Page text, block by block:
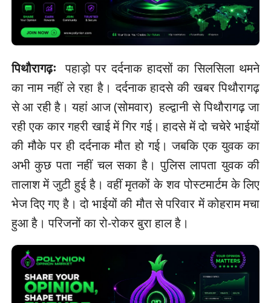
पिथौरागढ़ः पहाड़ो पर दर्दनाक हादसों का सिलसिला थमने
का नाम नहीं ले रहा है। दर्दनाक हादसे की खबर पिथौरागढ़
से आ रही है। यहां आज (सोमवार) हल्द्वानी से पिथौरागढ़ जा
रही एक कार गहरी खाई में गिर गई। हादसे में दो चचेरे भाईयों
की मौके पर ही दर्दनाक मौत हो गई। जबकि एक युवक का
अभी कुछ पता नहीं चल सका है। पुलिस लापता युवक की
तालाश में जुटी हुई है। वहीं मृतकों के शव पोस्टमार्टम के लिए
भेज दिए गए है। दो भाईयों की मौत से परिवार में कोहराम मचा
हुआ है। परिजनों का रो-रोकर बुरा हाल है।